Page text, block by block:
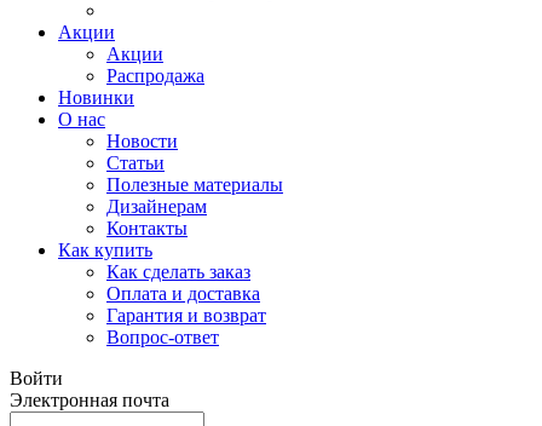
Акции
Акции
Распродажа
Новинки
О нас
Новости
Статьи
Полезные материалы
Дизайнерам
Контакты
Как купить
Как сделать заказ
Оплата и доставка
Гарантия и возврат
Вопрос-ответ
Войти
Электронная почта